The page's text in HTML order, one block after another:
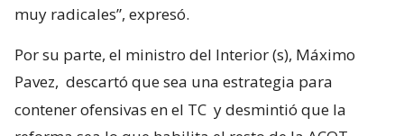
muy radicales”, expresó.
Por su parte, el ministro del Interior (s), Máximo
Pavez, descartó que sea una estrategia para
contener ofensivas en el TC y desmintió que la